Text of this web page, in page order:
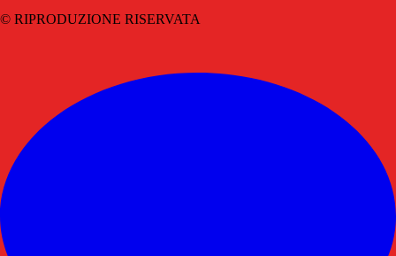
© RIPRODUZIONE RISERVATA